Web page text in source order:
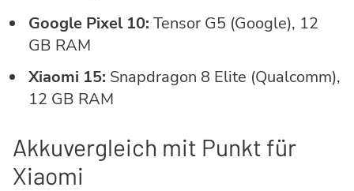
Google Pixel 10: Tensor G5 (Google), 12
GB RAM
Xiaomi 15: Snapdragon 8 Elite (Qualcomm),
12 GB RAM
Akkuvergleich mit Punkt für
Xiaomi